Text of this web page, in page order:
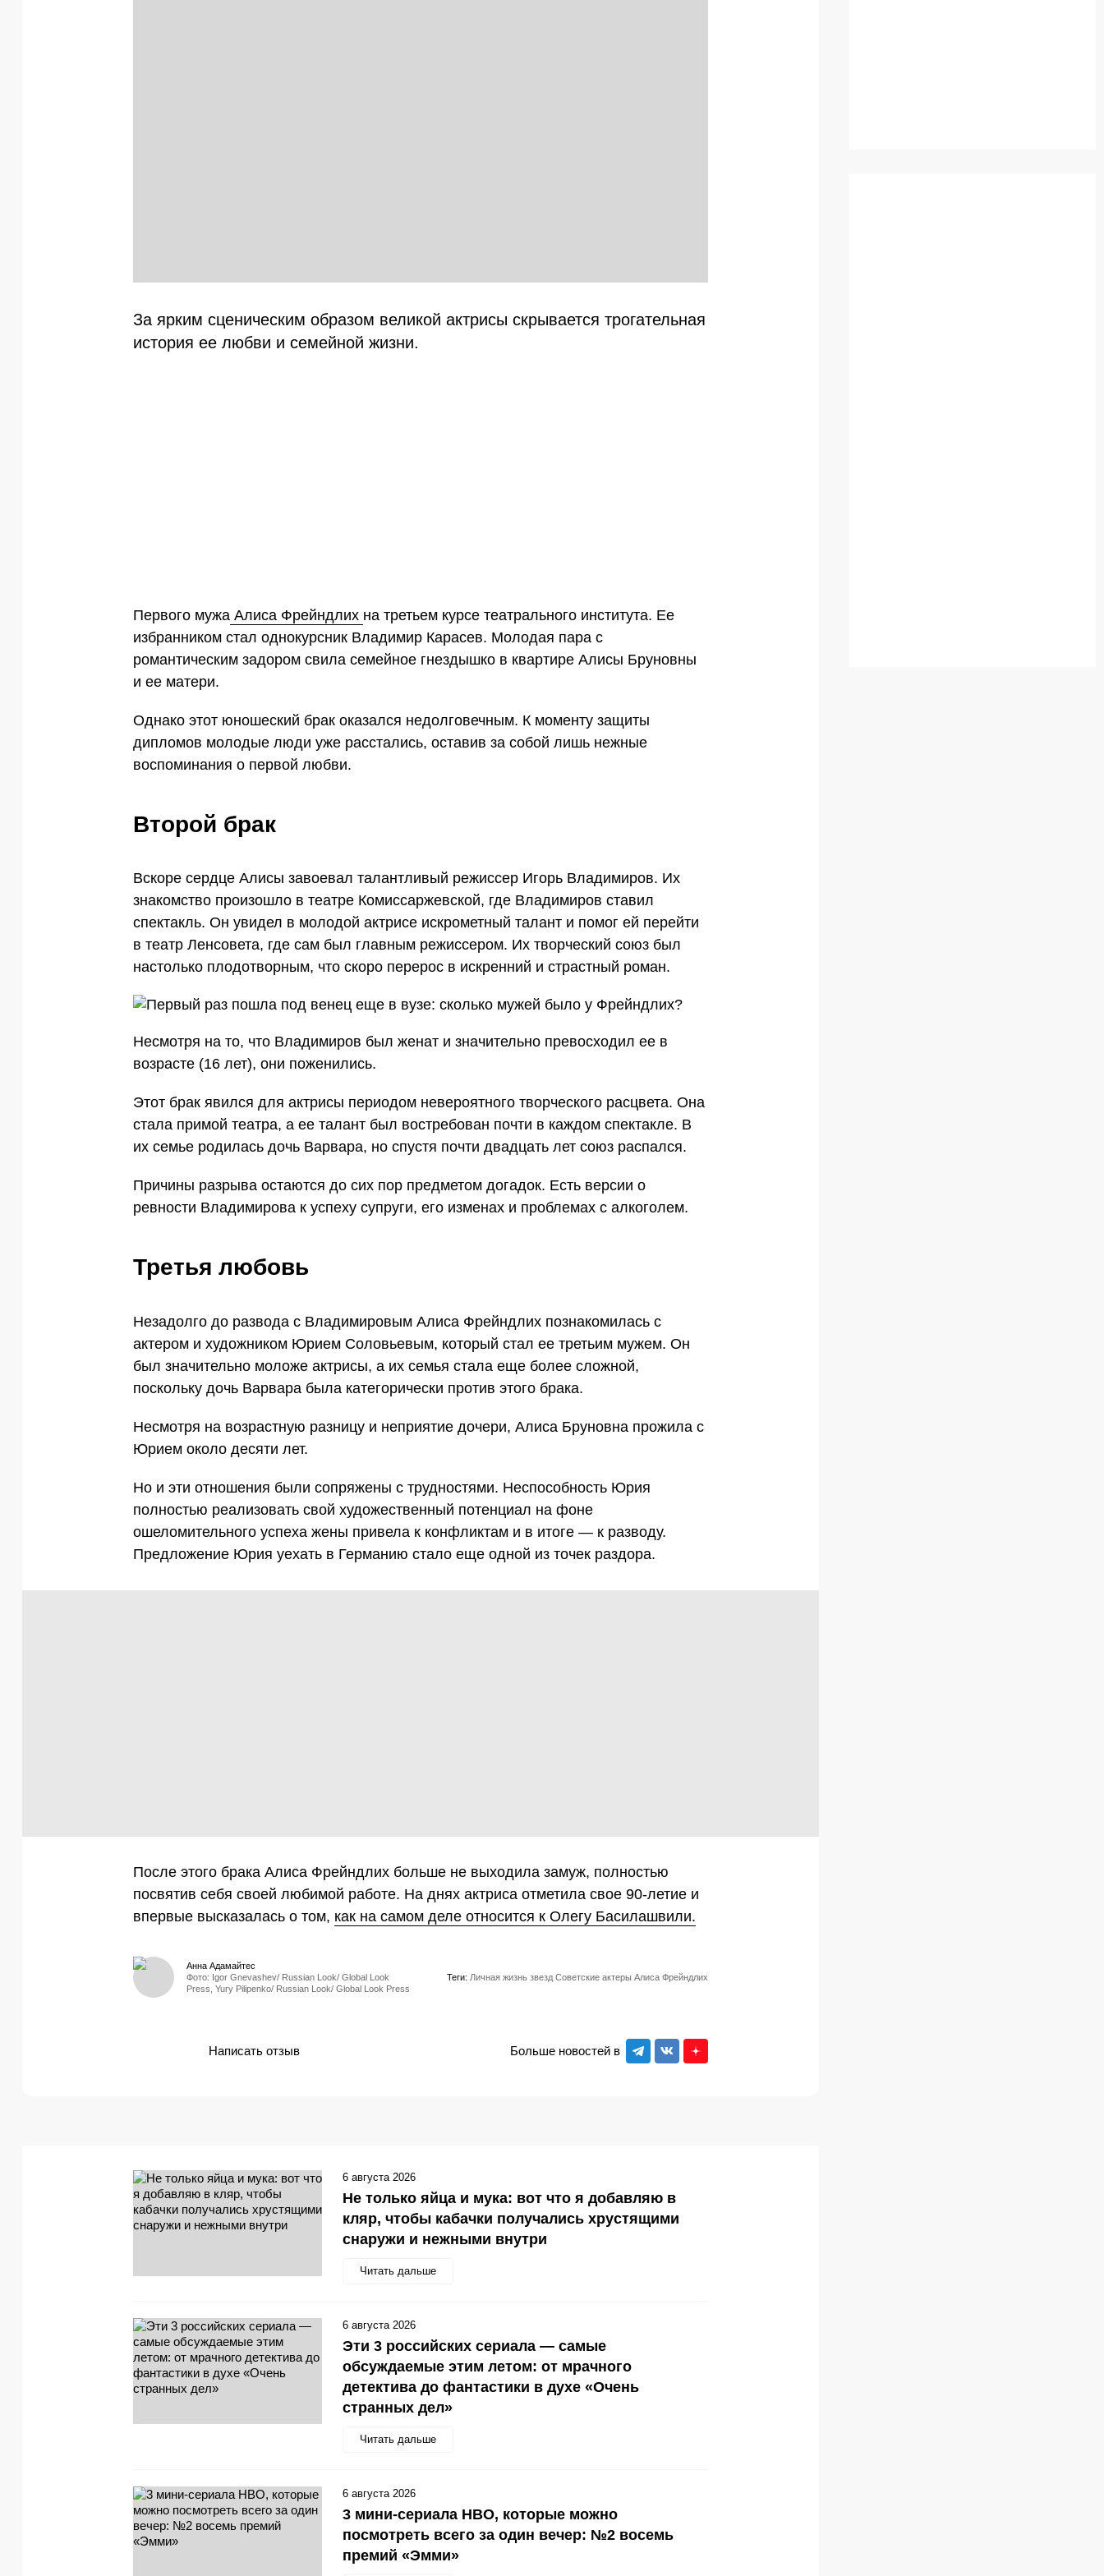
За ярким сценическим образом великой актрисы скрывается трогательная
история ее любви и семейной жизни.
Первого мужа Алиса Фрейндлих на третьем курсе театрального института. Ее
избранником стал однокурсник Владимир Карасев. Молодая пара с
романтическим задором свила семейное гнездышко в квартире Алисы Бруновны
и ее матери.
Однако этот юношеский брак оказался недолговечным. К моменту защиты
дипломов молодые люди уже расстались, оставив за собой лишь нежные
воспоминания о первой любви.
Второй брак
Вскоре сердце Алисы завоевал талантливый режиссер Игорь Владимиров. Их
знакомство произошло в театре Комиссаржевской, где Владимиров ставил
спектакль. Он увидел в молодой актрисе искрометный талант и помог ей перейти
в театр Ленсовета, где сам был главным режиссером. Их творческий союз был
настолько плодотворным, что скоро перерос в искренний и страстный роман.
Несмотря на то, что Владимиров был женат и значительно превосходил ее в
возрасте (16 лет), они поженились.
Этот брак явился для актрисы периодом невероятного творческого расцвета. Она
стала примой театра, а ее талант был востребован почти в каждом спектакле. В
их семье родилась дочь Варвара, но спустя почти двадцать лет союз распался.
Причины разрыва остаются до сих пор предметом догадок. Есть версии о
ревности Владимирова к успеху супруги, его изменах и проблемах с алкоголем.
Третья любовь
Незадолго до развода с Владимировым Алиса Фрейндлих познакомилась с
актером и художником Юрием Соловьевым, который стал ее третьим мужем. Он
был значительно моложе актрисы, а их семья стала еще более сложной,
поскольку дочь Варвара была категорически против этого брака.
Несмотря на возрастную разницу и неприятие дочери, Алиса Бруновна прожила с
Юрием около десяти лет.
Но и эти отношения были сопряжены с трудностями. Неспособность Юрия
полностью реализовать свой художественный потенциал на фоне
ошеломительного успеха жены привела к конфликтам и в итоге — к разводу.
Предложение Юрия уехать в Германию стало еще одной из точек раздора.
После этого брака Алиса Фрейндлих больше не выходила замуж, полностью
посвятив себя своей любимой работе. На днях актриса отметила свое 90-летие и
впервые высказалась о том, как на самом деле относится к Олегу Басилашвили.
Фото: Igor Gnevashev/ Russian Look/ Global Look
Press, Yury Pilipenko/ Russian Look/ Global Look Press
Анна Адамайтес
Теги: Личная жизнь звезд Советские актеры Алиса Фрейндлих
Больше новостей в
Написать отзыв
Не только яйца и мука: вот что я добавляю в
кляр, чтобы кабачки получались хрустящими
снаружи и нежными внутри
Читать дальше
6 августа 2026
Эти 3 российских сериала — самые
обсуждаемые этим летом: от мрачного
детектива до фантастики в духе «Очень
странных дел»
Читать дальше
6 августа 2026
3 мини-сериала HBO, которые можно
посмотреть всего за один вечер: №2 восемь
премий «Эмми»
6 августа 2026